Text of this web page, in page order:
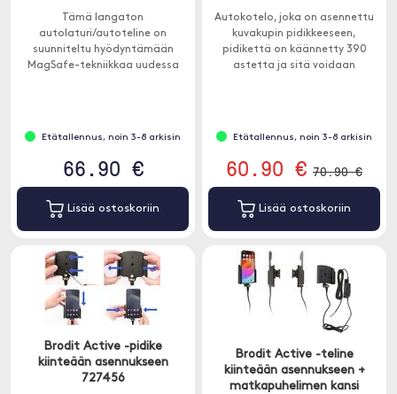
Tämä langaton
autolaturi/autoteline on
suunniteltu hyödyntämään
MagSafe-tekniikkaa uudessa
Etätallennus, noin 3-8 arkisin
66.90 €
Lisää ostoskoriin
Autokotelo, joka on asennettu
kuvakupin pidikkeeseen,
pidikettä on käännetty 390
astetta ja sitä voidaan
Etätallennus, noin 3-8 arkisin
60.90 € 70.90 €
Lisää ostoskoriin
Brodit Active -pidike
kiinteään asennukseen
727456
Brodit Active -teline
kiinteään asennukseen +
matkapuhelimen kansi